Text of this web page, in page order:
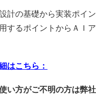
計の基礎から実装ポイ
するポイントからＡＩ
はこちら：
い方がご不明の方は弊